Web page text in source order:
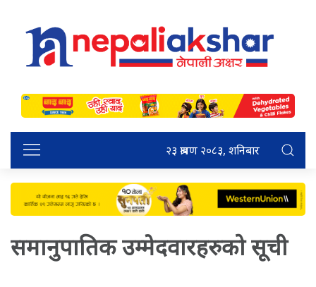
२३ श्रावण २०८३, शनिबार
समानुपातिक उम्मेदवारहरुको सूची